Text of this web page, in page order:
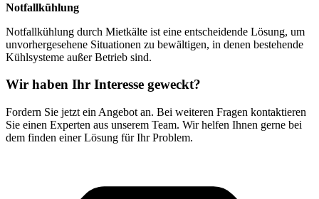
Notfallkühlung
Notfallkühlung durch Mietkälte ist eine entscheidende Lösung, um
unvorhergesehene Situationen zu bewältigen, in denen bestehende
Kühlsysteme außer Betrieb sind.
Wir haben Ihr Interesse geweckt?
Fordern Sie jetzt ein Angebot an. Bei weiteren Fragen kontaktieren
Sie einen Experten aus unserem Team. Wir helfen Ihnen gerne bei
dem finden einer Lösung für Ihr Problem.